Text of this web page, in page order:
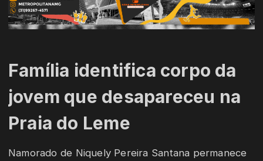
Família identifica corpo da
jovem que desapareceu na
Praia do Leme
Namorado de Niquely Pereira Santana permanece